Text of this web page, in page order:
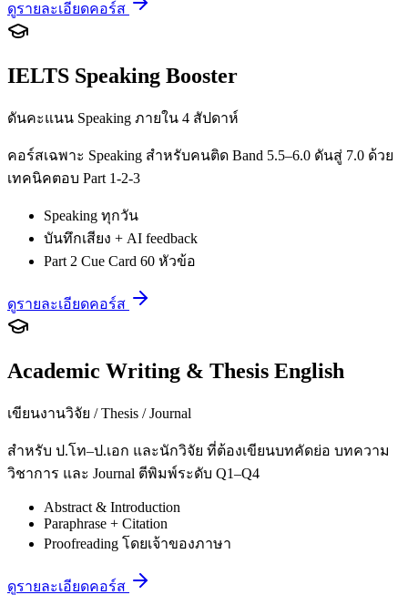
ดูรายละเอียดคอร์ส
IELTS Speaking Booster
ดันคะแนน Speaking ภายใน 4 สัปดาห์
คอร์สเฉพาะ Speaking สำหรับคนติด Band 5.5–6.0 ดันสู่ 7.0 ด้วย
เทคนิคตอบ Part 1-2-3
Speaking ทุกวัน
บันทึกเสียง + AI feedback
Part 2 Cue Card 60 หัวข้อ
ดูรายละเอียดคอร์ส
Academic Writing & Thesis English
เขียนงานวิจัย / Thesis / Journal
สำหรับ ป.โท–ป.เอก และนักวิจัย ที่ต้องเขียนบทคัดย่อ บทความ
วิชาการ และ Journal ตีพิมพ์ระดับ Q1–Q4
Abstract & Introduction
Paraphrase + Citation
Proofreading โดยเจ้าของภาษา
ดูรายละเอียดคอร์ส